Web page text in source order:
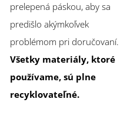
prelepená páskou, aby sa
predišlo akýmkoľvek
problémom pri doručovaní.
Všetky materiály, ktoré
používame, sú plne
recyklovateľné.